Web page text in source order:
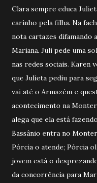
Clara sempre educa
carinho pela filha. Na
nota cartazes difamando
Mariana. Juli pede uma
nas redes sociais. Karen
que Julieta pediu para
vai até o Armazém e
acontecimento na
alega que ela está
Bassânio entra no
Pórcia o atende; Pórcia
jovem está o
da concorrência para